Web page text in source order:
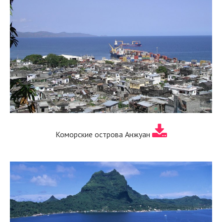
Коморские острова Анжуан